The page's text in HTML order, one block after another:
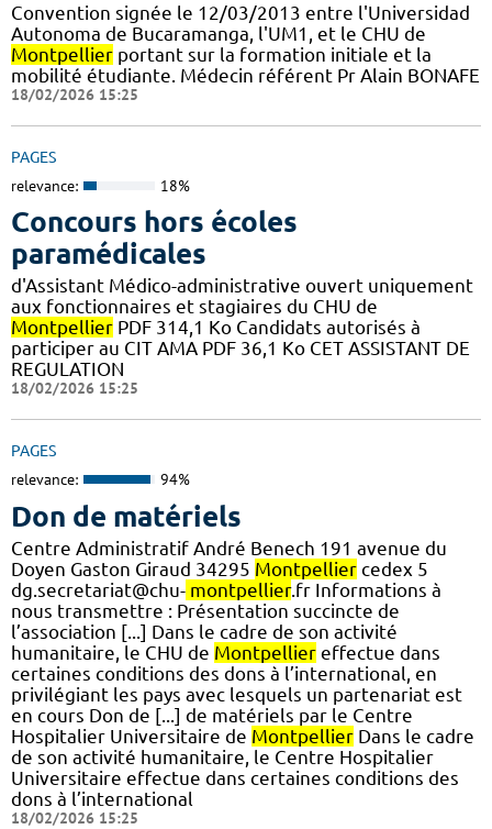
Convention signée le 12/03/2013 entre l'Universidad
Autonoma de Bucaramanga, l'UM1, et le CHU de
Montpellier portant sur la formation initiale et la
mobilité étudiante. Médecin référent Pr Alain BONAFE
18/02/2026 15:25
PAGES
relevance: 18%
Concours hors écoles
paramédicales
d'Assistant Médico-administrative ouvert uniquement
aux fonctionnaires et stagiaires du CHU de
Montpellier PDF 314,1 Ko Candidats autorisés à
participer au CIT AMA PDF 36,1 Ko CET ASSISTANT DE
REGULATION
18/02/2026 15:25
PAGES
relevance: 94%
Don de matériels
Centre Administratif André Benech 191 avenue du
Doyen Gaston Giraud 34295 Montpellier cedex 5
dg.secretariat@chu- montpellier.fr Informations à
nous transmettre : Présentation succincte de
l’association [...] Dans le cadre de son activité
humanitaire, le CHU de Montpellier effectue dans
certaines conditions des dons à l’international, en
privilégiant les pays avec lesquels un partenariat est
en cours Don de [...] de matériels par le Centre
Hospitalier Universitaire de Montpellier Dans le cadre
de son activité humanitaire, le Centre Hospitalier
Universitaire effectue dans certaines conditions des
dons à l’international
18/02/2026 15:25